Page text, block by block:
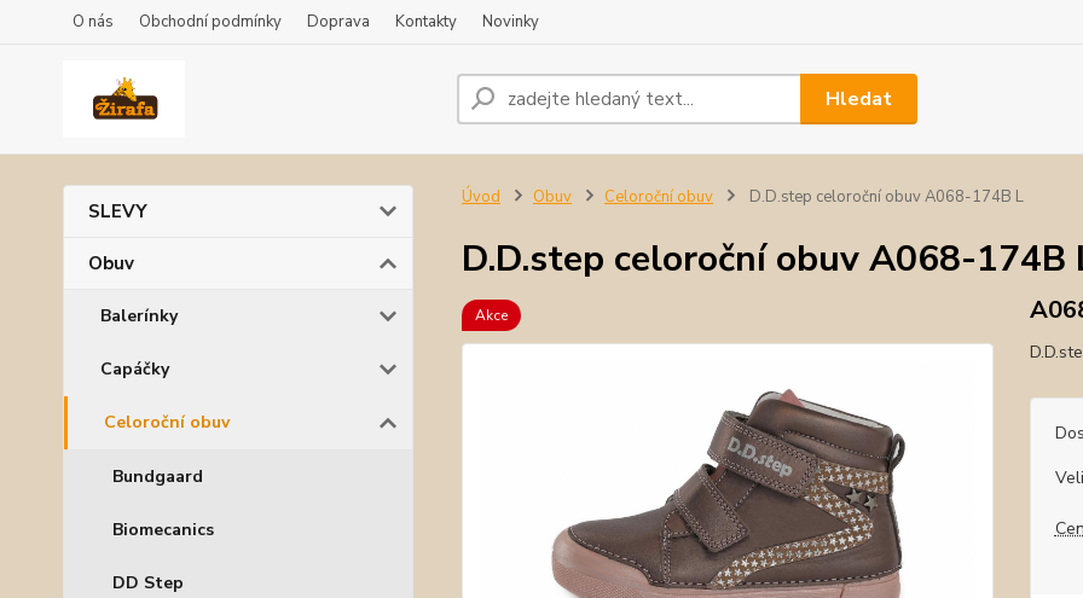
O nás Obchodní podmínky Doprava Kontakty Novinky
Hledat
SLEVY
Obuv
Balerínky
Capáčky
Celoroční obuv
Bundgaard
Biomecanics
DD Step
Úvod Obuv Celoroční obuv D.D.step celoroční obuv A068-174B L
D.D.step celoroční obuv A068-174B
Akce